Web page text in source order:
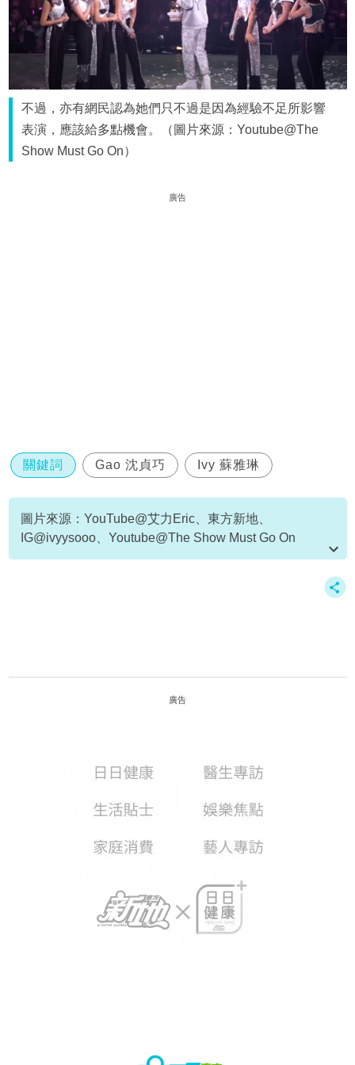
不過，亦有網民認為她們只不過是因為經驗不足所影響
表演，應該給多點機會。（圖片來源：Youtube@The
Show Must Go On）
廣告
關鍵詞 Gao 沈貞巧 Ivy 蘇雅琳
圖片來源：YouTube@艾力Eric、東方新地、
IG@ivyysooo、Youtube@The Show Must Go On
資料或影片來源：原文刊於新假期
廣告